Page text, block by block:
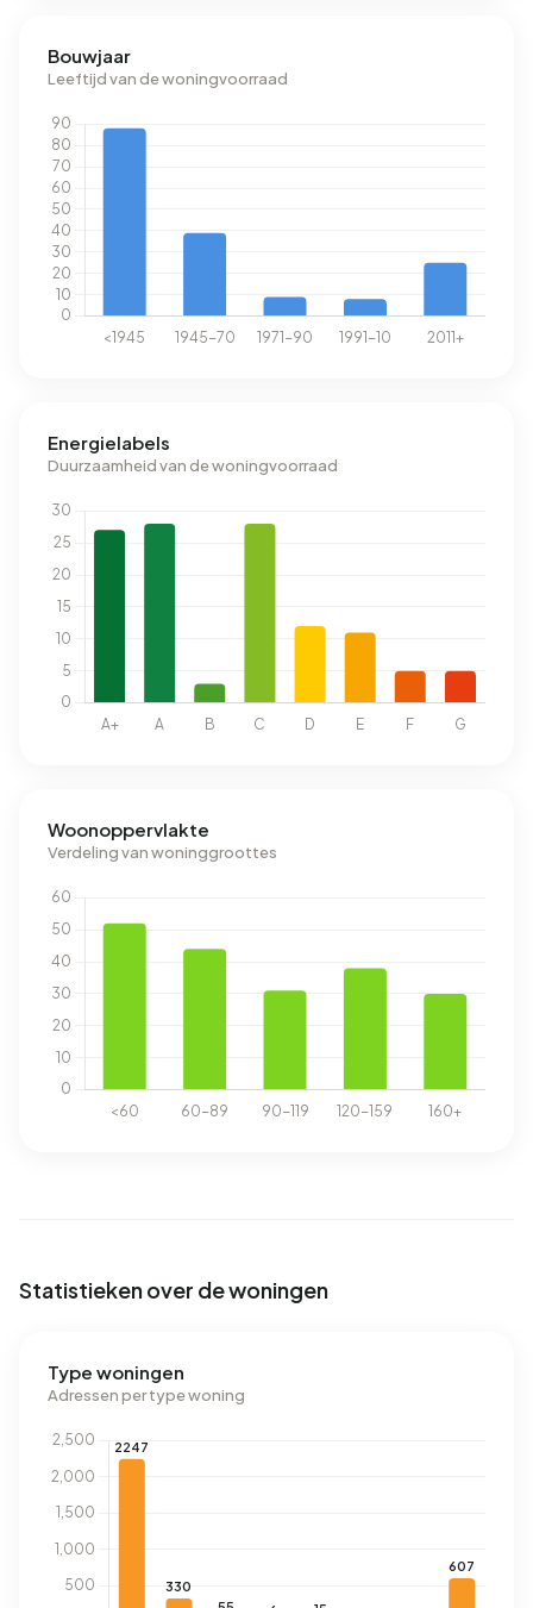
Bouwjaar
Leeftijd van de woningvoorraad
Energielabels
Duurzaamheid van de woningvoorraad
Woonoppervlakte
Verdeling van woninggroottes
Statistieken over de woningen
Type woningen
Adressen per type woning